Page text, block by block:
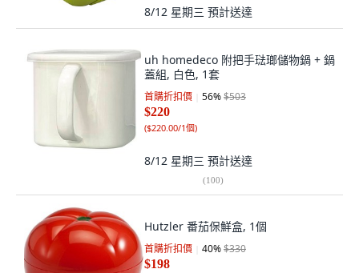
8/12 星期三 預計送達
uh homedeco 附把手琺瑯儲物鍋 + 鍋
蓋組, 白色, 1套
首購折扣價 56%$503
$220
($220.00/1個)
8/12 星期三 預計送達
(100)
Hutzler 番茄保鮮盒, 1個
首購折扣價 40%$330
$198